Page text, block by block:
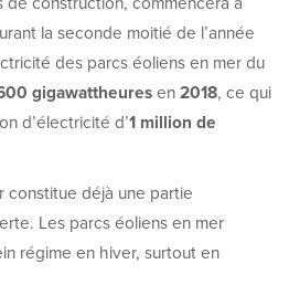
la seconde moitié de l’année
des parcs éoliens en mer du
gigawattheuresen2018, ce qui
d’électricité d’1 million de
constitue déjà une partie
Les parcs éoliens en mer
régime en hiver, surtout en